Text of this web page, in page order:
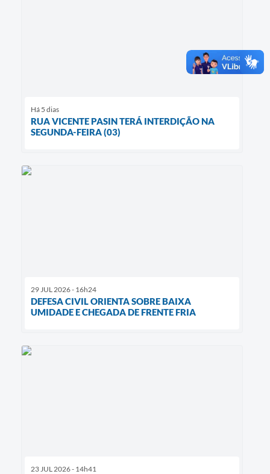
Há 5 dias
RUA VICENTE PASIN TERÁ INTERDIÇÃO NA
SEGUNDA-FEIRA (03)
29 JUL 2026 - 16h24
DEFESA CIVIL ORIENTA SOBRE BAIXA
UMIDADE E CHEGADA DE FRENTE FRIA
23 JUL 2026 - 14h41